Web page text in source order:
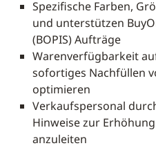
Spezifische Farben,
und unterstützen
(BOPIS) Aufträge
Warenverfügbarkeit
sofortiges Nachfüllen
optimieren
Verkaufspersonal
Hinweise zur
anzuleiten